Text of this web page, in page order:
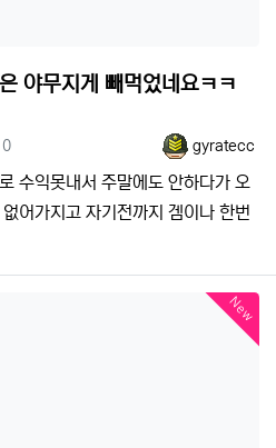
야무지게 빼먹었네요ㅋㅋ
등록자gyratecc
비추천
0
수익못내서 주말에도 안하다가 오
어가지고 자기전까지 겜이나 한번
New